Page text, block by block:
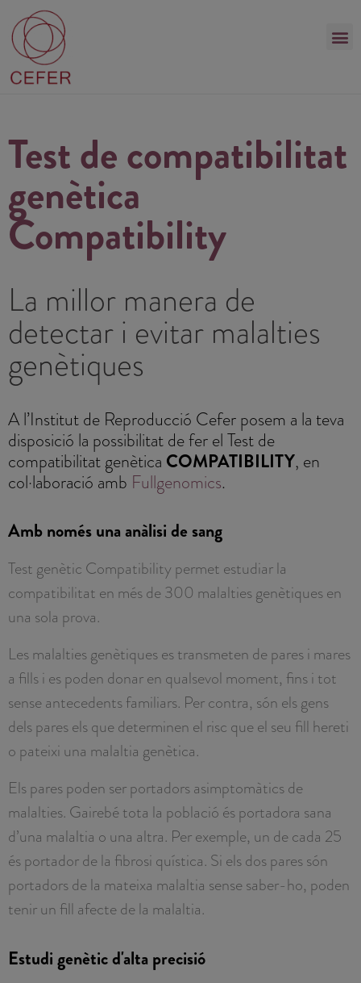
Test de compatibilitat
genètica
Compatibility
La millor manera de
detectar i evitar malalties
genètiques
A l’Institut de Reproducció Cefer posem a la teva
disposició la possibilitat de fer el Test de
compatibilitat genètica COMPATIBILITY, en
col·laboració amb Fullgenomics.
Amb només una anàlisi de sang
Test genètic Compatibility permet estudiar la
compatibilitat en més de 300 malalties genètiques en
una sola prova.
Les malalties genètiques es transmeten de pares i mares
a fills i es poden donar en qualsevol moment, fins i tot
sense antecedents familiars. Per contra, són els gens
dels pares els que determinen el risc que el seu fill hereti
o pateixi una malaltia genètica.
Els pares poden ser portadors asimptomàtics de
malalties. Gairebé tota la població és portadora sana
d’una malaltia o una altra. Per exemple, un de cada 25
és portador de la fibrosi quística. Si els dos pares són
portadors de la mateixa malaltia sense saber-ho, poden
tenir un fill afecte de la malaltia.
Estudi genètic d'alta precisió